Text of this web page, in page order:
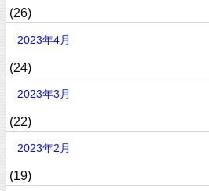
(26)
2023年4月
(24)
2023年3月
(22)
2023年2月
(19)